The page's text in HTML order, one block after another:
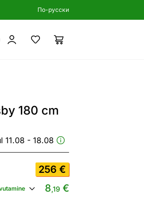
По-русски
180 cm
11.08 - 18.08
256 €
8,19 €